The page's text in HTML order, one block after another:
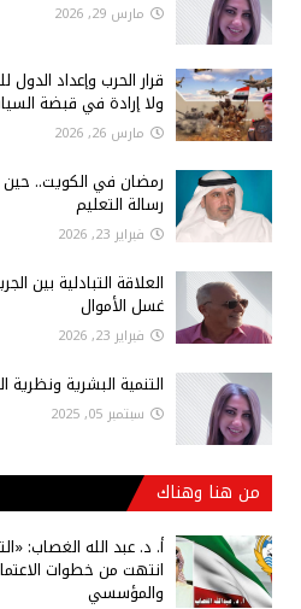
مارس 29, 2026
قرار الحرب وإعداد
ولا إرادة في قبضة
مارس 26, 2026
رمضان في الكويت.. حين
رسالة التعليم
فبراير 23, 2026
العلاقة التبادلية بين
غسل الأموال
فبراير 23, 2026
التنمية البشرية ونظرية
سبتمبر 05, 2025
من هنا وهناك
أ‌. د. عبد الله الغصاب:
انتهت من خطوات
والمؤسسي